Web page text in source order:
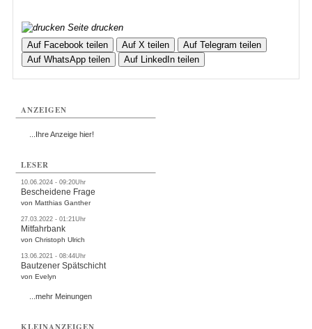
Seite drucken
Auf Facebook teilen
Auf X teilen
Auf Telegram teilen
Auf WhatsApp teilen
Auf LinkedIn teilen
ANZEIGEN
...Ihre Anzeige hier!
LESER
10.06.2024 - 09:20Uhr
Bescheidene Frage
von Matthias Ganther
27.03.2022 - 01:21Uhr
Mitfahrbank
von Christoph Ulrich
13.06.2021 - 08:44Uhr
Bautzener Spätschicht
von Evelyn
...mehr Meinungen